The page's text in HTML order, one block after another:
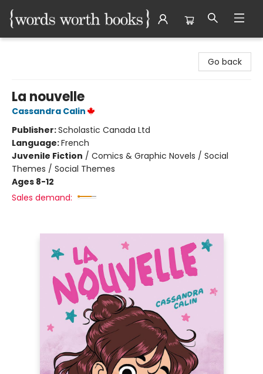
Go back
La nouvelle
Cassandra Calin
Publisher:Scholastic Canada Ltd
Language:French
Juvenile Fiction / Comics & Graphic Novels / Social
Themes / Social Themes
Ages 8-12
Sales demand: